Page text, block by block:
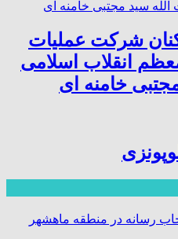
شرکت عملیات
انقلاب اسلامی
خامنه ای